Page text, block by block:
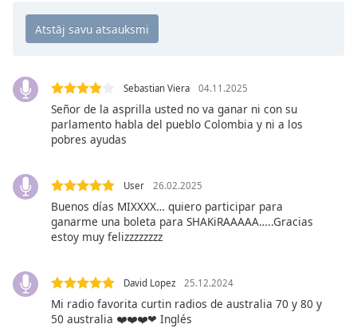
Opacity
Text
Background
Background
Sebastian Viera 04.11.2025
Señor de la asprilla usted no va ganar ni con su
parlamento habla del pueblo Colombia y ni a los
pobres ayudas
User 26.02.2025
Buenos días MIXXXX… quiero participar para
ganarme una boleta para SHAKiRAAAAA…..Gracias
estoy muy felizzzzzzzz
David Lopez 25.12.2024
Mi radio favorita curtin radios de australia 70 y 80 y
50 australia ❤️❤️❤️❤ Inglés